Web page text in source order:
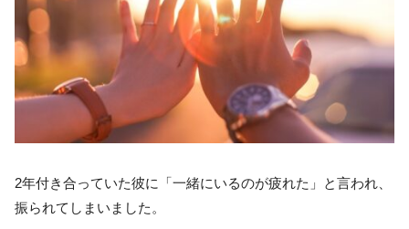
2年付き合っていた彼に「一緒にいるのが疲れた」と言われ、
振られてしまいました。